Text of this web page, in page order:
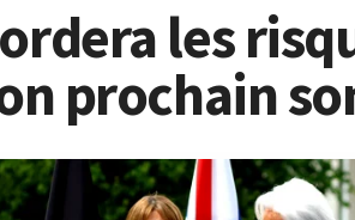
les
prochain